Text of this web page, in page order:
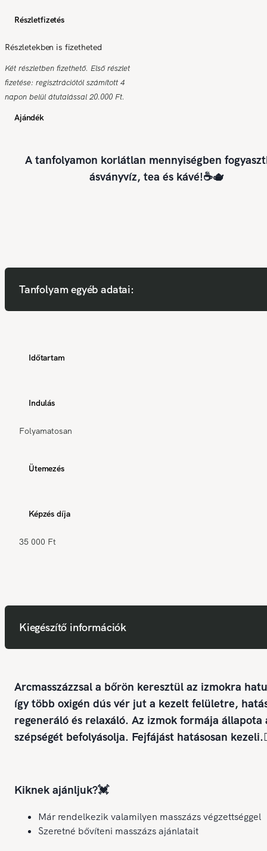
Részletfizetés
Részletekben is fizetheted
Két részletben fizethető. Első részlet
fizetése: regisztrációtól számított 4
napon belül átutalással 20.000 Ft.
Ajándék
A tanfolyamon korlátlan mennyiségben
ásványvíz, tea és kávé!☕🫖
Tanfolyam egyéb adatai:
Időtartam
Indulás
Folyamatosan
Ütemezés
Képzés díja
35 000 Ft
Kiegészítő információk
Arcmasszázzsal a bőrön keresztül az izmokra
így több oxigén dús vér jut a kezelt felületre,
regeneráló és relaxáló. Az izmok formája állapota
szépségét befolyásolja. Fejfájást hatásosan
Kiknek ajánljuk?💓
Már rendelkezik valamilyen masszázs végzettséggel
Szeretné bővíteni masszázs ajánlatait